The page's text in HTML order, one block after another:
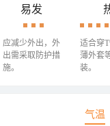
易发
应减少外出，外
出需采取防护措
施。
适合穿
薄外套
装。
气温